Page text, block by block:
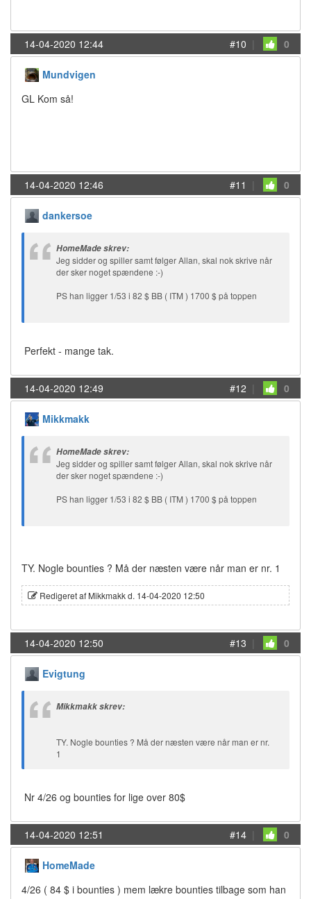
14-04-2020 12:44 #10 | 0
Mundvigen
GL Kom så!
14-04-2020 12:46 #11 | 0
dankersoe
HomeMade skrev:
Jeg sidder og spiller samt følger Allan, skal nok skrive når
der sker noget spændene :-)
PS han ligger 1/53 i 82 $ BB ( ITM ) 1700 $ på toppen
Perfekt - mange tak.
14-04-2020 12:49 #12 | 0
Mikkmakk
HomeMade skrev:
Jeg sidder og spiller samt følger Allan, skal nok skrive når
der sker noget spændene :-)
PS han ligger 1/53 i 82 $ BB ( ITM ) 1700 $ på toppen
TY. Nogle bounties ? Må der næsten være når man er nr. 1
Redigeret af Mikkmakk d. 14-04-2020 12:50
14-04-2020 12:50 #13 | 0
Evigtung
Mikkmakk skrev:
TY. Nogle bounties ? Må der næsten være når man er nr.
1
Nr 4/26 og bounties for lige over 80$
14-04-2020 12:51 #14 | 0
HomeMade
4/26 ( 84 $ i bounties ) mem lækre bounties tilbage som han